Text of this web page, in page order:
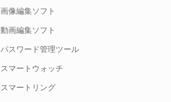
画像編集ソフト
動画編集ソフト
パスワード管理ツール
スマートウォッチ
スマートリング